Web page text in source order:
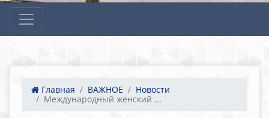
Главная ВАЖНОЕ
Новости
Международный женский ...